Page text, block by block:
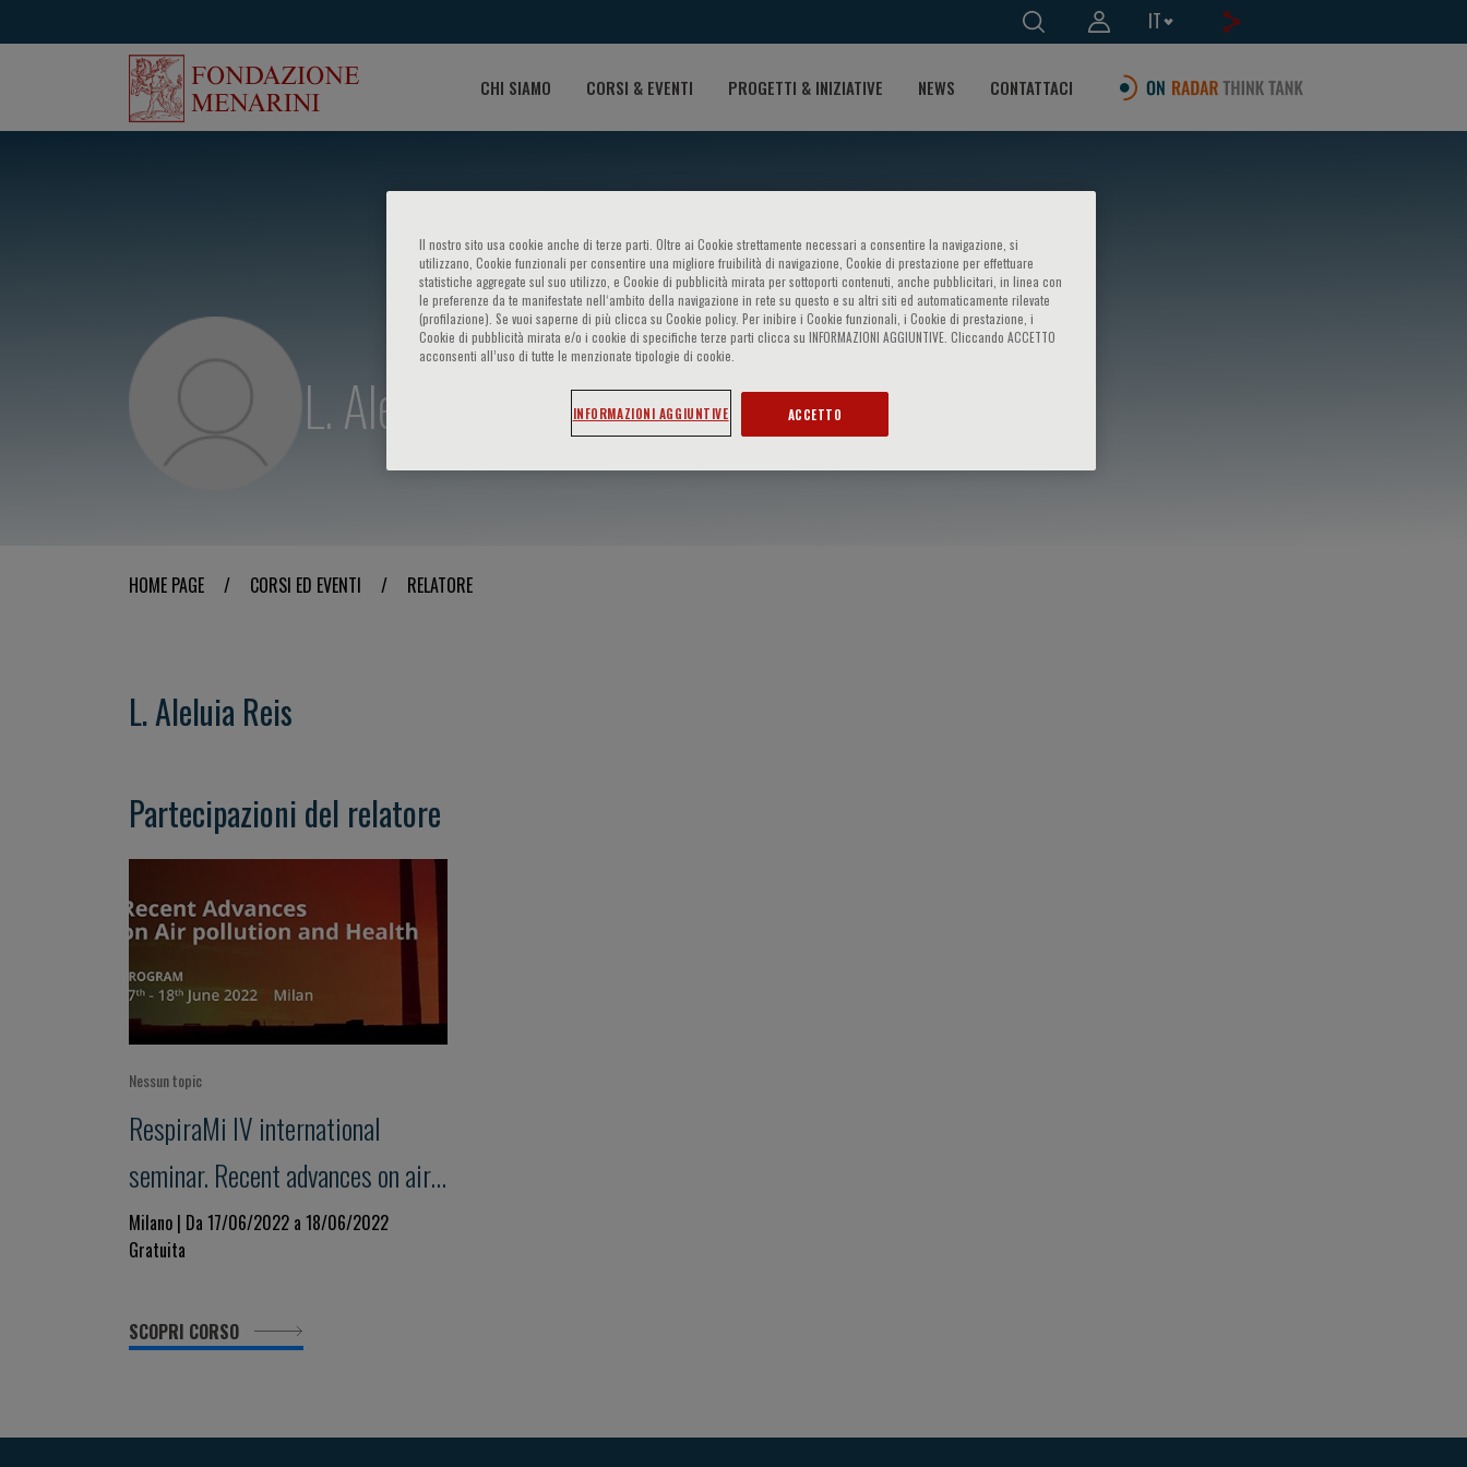
IT
CHI SIAMO CORSI & EVENTI PROGETTI & INIZIATIVE NEWS CONTATTACI
L. Aleluia Reis
HOME PAGE / CORSI ED EVENTI / RELATORE
L. Aleluia Reis
Partecipazioni del relatore
Nessun topic
RespiraMi IV international
seminar. Recent advances on air
pollution and health
Milano | Da 17/06/2022 a 18/06/2022
Gratuita
SCOPRI CORSO
Il nostro sito usa cookie anche di terze parti. Oltre ai Cookie strettamente necessari a consentire la navigazione, si
utilizzano, Cookie funzionali per consentire una migliore fruibilità di navigazione, Cookie di prestazione per effettuare
statistiche aggregate sul suo utilizzo, e Cookie di pubblicità mirata per sottoporti contenuti, anche pubblicitari, in linea con
le preferenze da te manifestate nell‘ambito della navigazione in rete su questo e su altri siti ed automaticamente rilevate
(profilazione). Se vuoi saperne di più clicca su Cookie policy. Per inibire i Cookie funzionali, i Cookie di prestazione, i
Cookie di pubblicità mirata e/o i cookie di specifiche terze parti clicca su INFORMAZIONI AGGIUNTIVE. Cliccando ACCETTO
acconsenti all’uso di tutte le menzionate tipologie di cookie.
INFORMAZIONI AGGIUNTIVE ACCETTO